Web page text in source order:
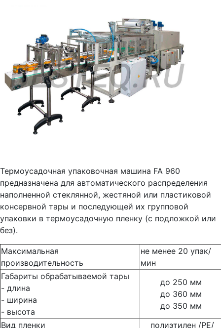
Термоусадочная упаковочная машина FA 960
предназначена для автоматического распределения
наполненной стеклянной, жестяной или пластиковой
консервной тары и последующей их групповой
упаковки в термоусадочную пленку (с подложкой или
без).
Максимальная
производительность
не менее 20 упак/
мин
Габариты обрабатываемой тары
- длина
- ширина
- высота
до 250 мм
до 360 мм
до 350 мм
Вид пленки
полиэтилен /РЕ/